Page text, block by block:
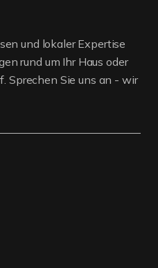
und lokaler Expertise
rund um Ihr Haus oder
Sprechen Sie uns an - wir